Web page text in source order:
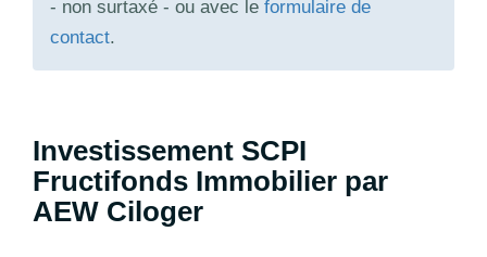
- non surtaxé - ou avec le formulaire de
contact.
Investissement SCPI
Fructifonds Immobilier par
AEW Ciloger